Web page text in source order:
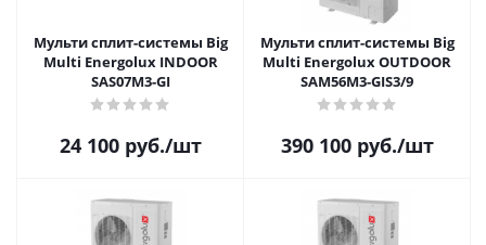
Мульти сплит-системы Big
Multi Energolux INDOOR
SAS07M3-GI
24 100руб./шт
Мульти сплит-системы Big
Multi Energolux OUTDOOR
SAM56M3-GIS3/9
390 100руб./шт